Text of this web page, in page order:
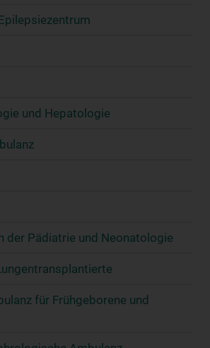
und Hepatologie
der Pädiatrie und Neonatologie
für Frühgeborene und